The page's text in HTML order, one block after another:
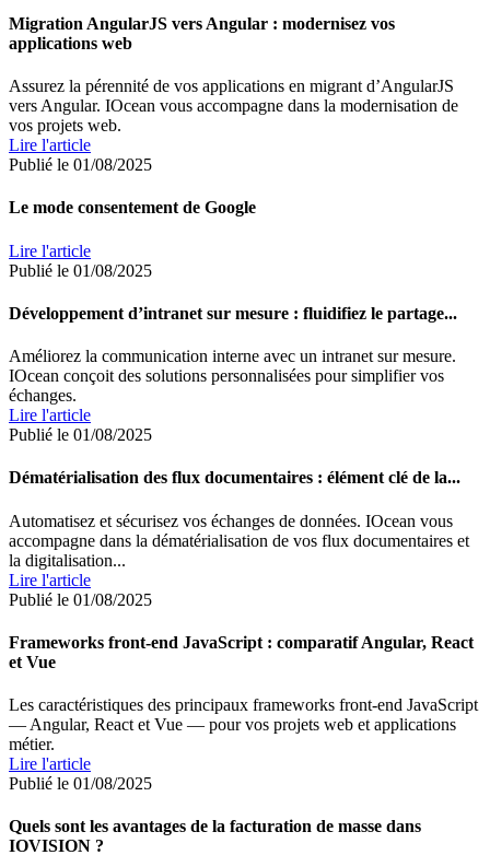
Migration AngularJS vers Angular : modernisez vos
applications web
Assurez la pérennité de vos applications en migrant d’AngularJS
vers Angular. IOcean vous accompagne dans la modernisation de
vos projets web.
Lire l'article
Publié le 01/08/2025
Le mode consentement de Google
Lire l'article
Publié le 01/08/2025
Développement d’intranet sur mesure : fluidifiez le partage...
Améliorez la communication interne avec un intranet sur mesure.
IOcean conçoit des solutions personnalisées pour simplifier vos
échanges.
Lire l'article
Publié le 01/08/2025
Dématérialisation des flux documentaires : élément clé de la...
Automatisez et sécurisez vos échanges de données. IOcean vous
accompagne dans la dématérialisation de vos flux documentaires et
la digitalisation...
Lire l'article
Publié le 01/08/2025
Frameworks front-end JavaScript : comparatif Angular, React
et Vue
Les caractéristiques des principaux frameworks front-end JavaScript
— Angular, React et Vue — pour vos projets web et applications
métier.
Lire l'article
Publié le 01/08/2025
Quels sont les avantages de la facturation de masse dans
IOVISION ?